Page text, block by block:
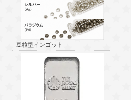
豆粒型インゴット